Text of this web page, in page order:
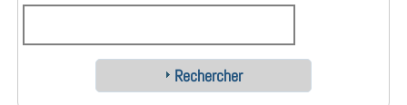
Rechercher